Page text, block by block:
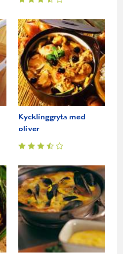
Kycklinggryta med
oliver